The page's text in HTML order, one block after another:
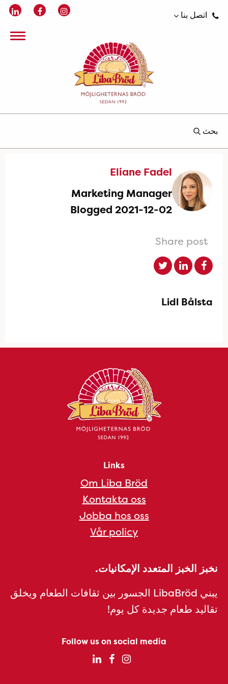
اتصل بنا
بحث
Eliane Fadel
Marketing Manager
Blogged 2021-12-02
Share post
Lidl Bålsta
Links
Om Liba Bröd
Kontakta oss
Jobba hos oss
Vår policy
نخبز الخبز المتعدد الإمكانيات.
يبني LibaBröd الجسور بين ثقافات الطعام ويخلق
تقاليد طعام جديدة كل يوم!
Follow us on social media